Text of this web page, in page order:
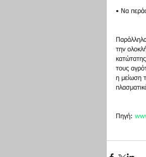
• Να
την
τους
η μείωση
Πηγή: